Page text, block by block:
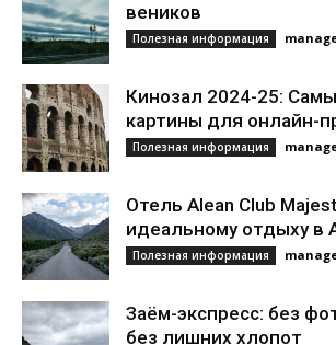
веников
Полезная информация
Кинозал 2024-25:
картины для онлайн-
Полезная информация
Отель Alean Club
идеальному отдыху в
Полезная информация
Заём-экспресс: без
без лишних хлопот